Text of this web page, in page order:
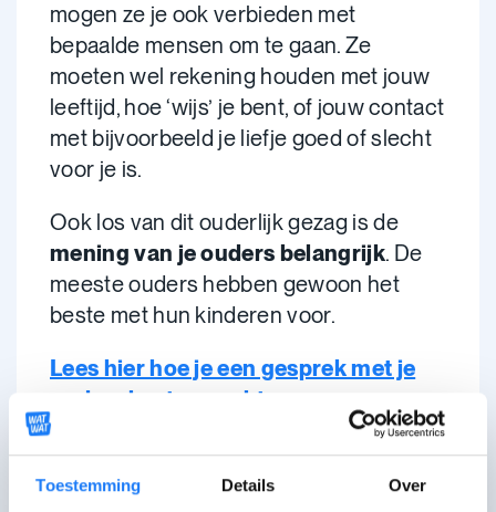
Toestemming Details Over
mogen ze je ook verbieden met
bepaalde mensen om te gaan. Ze
moeten wel rekening houden met jouw
leeftijd, hoe ‘wijs’ je bent, of jouw contact
met bijvoorbeeld je liefje goed of slecht
voor je is.
Ook los van dit ouderlijk gezag is de
mening van je ouders belangrijk. De
meeste ouders hebben gewoon het
beste met hun kinderen voor.
Lees hier hoe je een gesprek met je
ouders best aanpakt.